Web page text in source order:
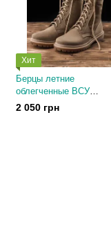
Хит
Берцы летние
облегченные ВСУ
тактические мужские
песок подошва НАТО
2 050 грн